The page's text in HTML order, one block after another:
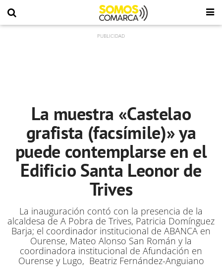
La muestra «Castelao
grafista (facsímile)» ya
puede contemplarse en el
Edificio Santa Leonor de
Trives
La inauguración contó con la presencia de la
alcaldesa de A Pobra de Trives, Patricia Domínguez
Barja; el coordinador institucional de ABANCA en
Ourense, Mateo Alonso San Román y la
coordinadora institucional de Afundación en
Ourense y Lugo, Beatriz Fernández-Anguiano